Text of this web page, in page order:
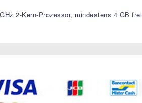
2-Kern-Prozessor, mindestens 4 GB